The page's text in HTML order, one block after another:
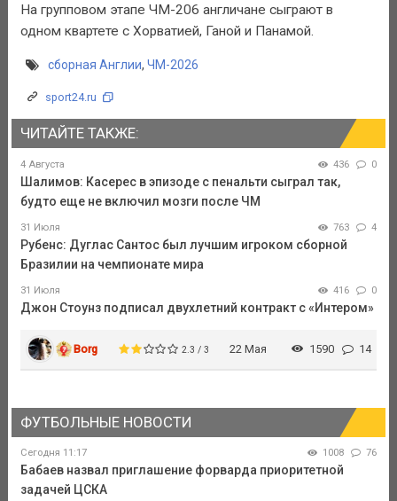
На групповом этапе ЧМ-206 англичане сыграют в
одном квартете с Хорватией, Ганой и Панамой.
сборная Англии, ЧМ-2026
sport24.ru
ЧИТАЙТЕ ТАКЖЕ:
4 Августа 436 0
Шалимов: Касерес в эпизоде с пенальти сыграл так,
будто еще не включил мозги после ЧМ
31 Июля 763 4
Рубенс: Дуглас Сантос был лучшим игроком сборной
Бразилии на чемпионате мира
31 Июля 416 0
Джон Стоунз подписал двухлетний контракт с «Интером»
Borg 2.3 / 3 22 Мая 1590 14
ФУТБОЛЬНЫЕ НОВОСТИ
Сегодня 11:17 1008 76
Бабаев назвал приглашение форварда приоритетной
задачей ЦСКА